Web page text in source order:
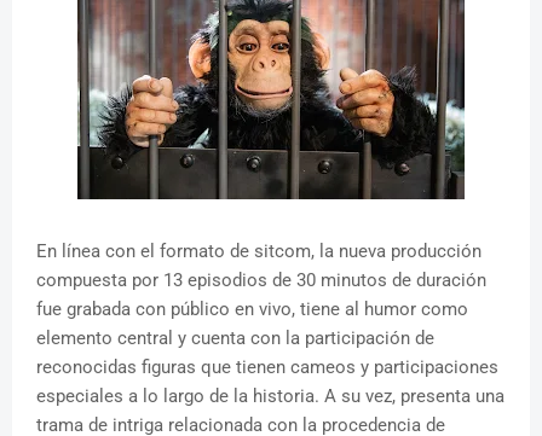
En línea con el formato de sitcom, la nueva producción
compuesta por 13 episodios de 30 minutos de duración
fue grabada con público en vivo, tiene al humor como
elemento central y cuenta con la participación de
reconocidas figuras que tienen cameos y participaciones
especiales a lo largo de la historia. A su vez, presenta una
trama de intriga relacionada con la procedencia de